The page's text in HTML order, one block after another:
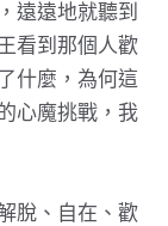
遠遠地就聽到
看到那個人歡
什麼，為何這
心魔挑戰，我
脫、自在、歡